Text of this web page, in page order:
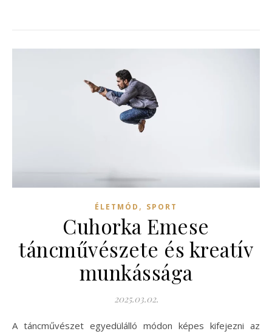
ÉLETMÓD , SPORT
Cuhorka Emese
táncművészete és kreatív
munkássága
2025.03.02.
A táncművészet egyedülálló módon képes kifejezni az